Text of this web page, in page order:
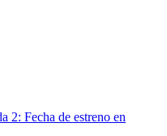
2: Fecha de estreno en